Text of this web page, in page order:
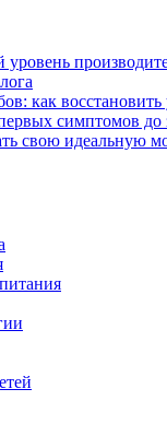
как
симптомов
свою идеальную